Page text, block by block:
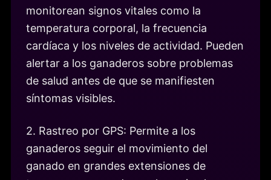
monitorean signos vitales como la
temperatura corporal, la frecuencia
cardíaca y los niveles de actividad. Pueden
alertar a los ganaderos sobre problemas
de salud antes de que se manifiesten
síntomas visibles.
2. Rastreo por GPS: Permite a los
ganaderos seguir el movimiento del
ganado en grandes extensiones de